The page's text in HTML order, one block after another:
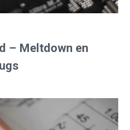
– Meltdown en